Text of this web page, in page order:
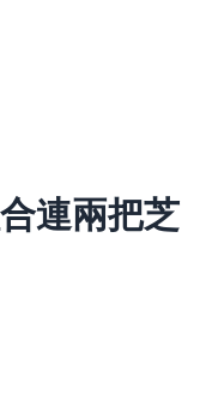
連兩把芝